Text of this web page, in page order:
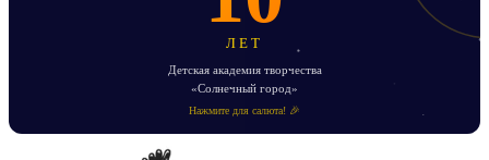
ЛЕТ
Детская академия творчества
«Солнечный город»
Нажмите для салюта! 🎉